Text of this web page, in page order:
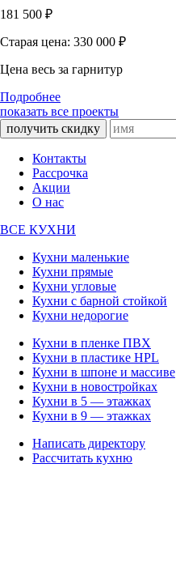
181 500 ₽
Старая цена: 330 000 ₽
Цена весь за гарнитур
Подробнее
показать все проекты
получить скидку
Контакты
Рассрочка
Акции
О нас
ВСЕ КУХНИ
Кухни маленькие
Кухни прямые
Кухни угловые
Кухни с барной стойкой
Кухни недорогие
Кухни в пленке ПВХ
Кухни в пластике HPL
Кухни в шпоне и массиве
Кухни в новостройках
Кухни в 5 — этажках
Кухни в 9 — этажках
Написать директору
Рассчитать кухню